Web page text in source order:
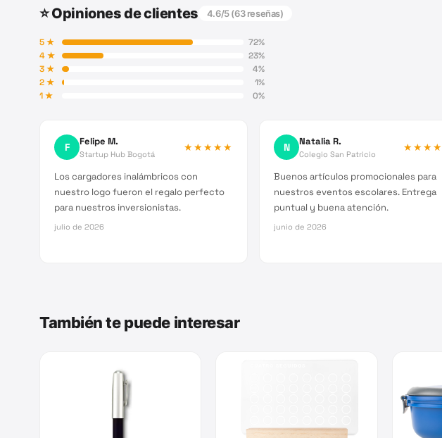
⭐ Opiniones de clientes 4.6/5 (63reseñas)
5★ 72%
4★ 23%
3★ 4%
2★ 1%
1★ 0%
F Felipe M.
Startup Hub Bogotá
★★★★★
Los cargadores inalámbricos con
nuestro logo fueron el regalo perfecto
para nuestros inversionistas.
julio de 2026
N Natalia R.
Colegio San Patricio
★★★★
Buenos artículos promocionales para
nuestros eventos escolares. Entrega
puntual y buena atención.
junio de 2026
También te puede interesar